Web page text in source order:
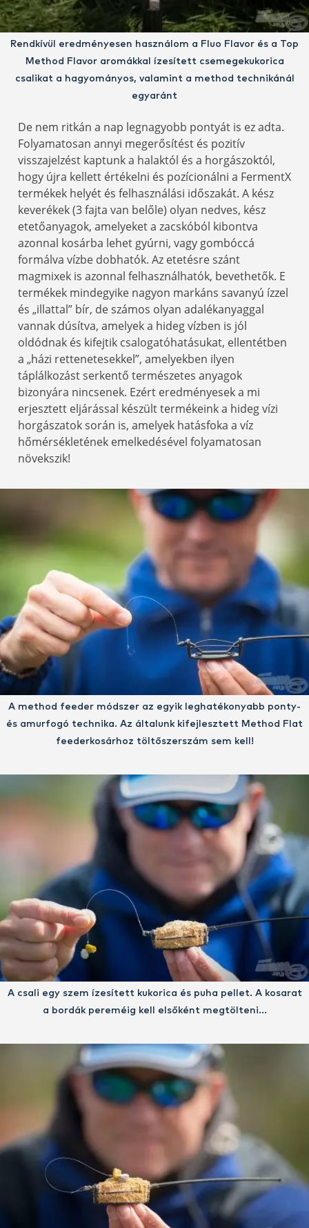
Rendkívül eredményesen használom a Fluo Flavor és a Top
Method Flavor aromákkal ízesített csemegekukorica
csalikat a hagyományos, valamint a method technikánál
egyaránt
De nem ritkán a nap legnagyobb pontyát is ez adta.
Folyamatosan annyi megerősítést és pozitív
visszajelzést kaptunk a halaktól és a horgászoktól,
hogy újra kellett értékelni és pozícionálni a FermentX
termékek helyét és felhasználási időszakát. A kész
keverékek (3 fajta van belőle) olyan nedves, kész
etetőanyagok, amelyeket a zacskóból kibontva
azonnal kosárba lehet gyúrni, vagy gombóccá
formálva vízbe dobhatók. Az etetésre szánt
magmixek is azonnal felhasználhatók, bevethetők. E
termékek mindegyike nagyon markáns savanyú ízzel
és „illattal” bír, de számos olyan adalékanyaggal
vannak dúsítva, amelyek a hideg vízben is jól
oldódnak és kifejtik csalogatóhatásukat, ellentétben
a „házi rettenetesekkel”, amelyekben ilyen
táplálkozást serkentő természetes anyagok
bizonyára nincsenek. Ezért eredményesek a mi
erjesztett eljárással készült termékeink a hideg vízi
horgászatok során is, amelyek hatásfoka a víz
hőmérsékletének emelkedésével folyamatosan
növekszik!
A method feeder módszer az egyik leghatékonyabb ponty-
és amurfogó technika. Az általunk kifejlesztett Method Flat
feederkosárhoz töltőszerszám sem kell!
A csali egy szem ízesített kukorica és puha pellet. A kosarat
a bordák pereméig kell elsőként megtölteni…